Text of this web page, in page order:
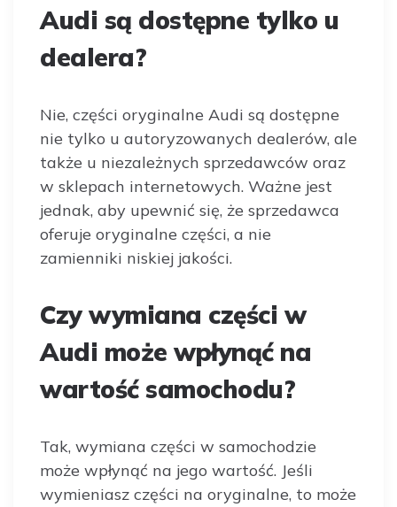
Audi są dostępne tylko u
dealera?
Nie, części oryginalne Audi są dostępne
nie tylko u autoryzowanych dealerów, ale
także u niezależnych sprzedawców oraz
w sklepach internetowych. Ważne jest
jednak, aby upewnić się, że sprzedawca
oferuje oryginalne części, a nie
zamienniki niskiej jakości.
Czy wymiana części w
Audi może wpłynąć na
wartość samochodu?
Tak, wymiana części w samochodzie
może wpłynąć na jego wartość. Jeśli
wymieniasz części na oryginalne, to może